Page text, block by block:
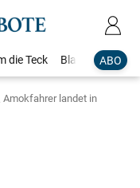
ABO
die Teck Blaulicht
Amokfahrer landet in